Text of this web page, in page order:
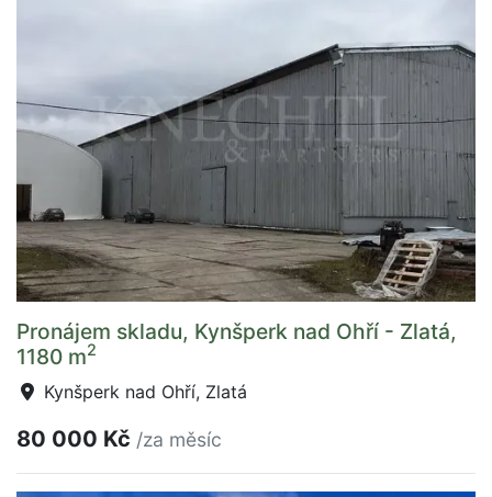
Pronájem skladu, Kynšperk nad Ohří - Zlatá,
1180 m2
Kynšperk nad Ohří, Zlatá
80 000 Kč /za měsíc